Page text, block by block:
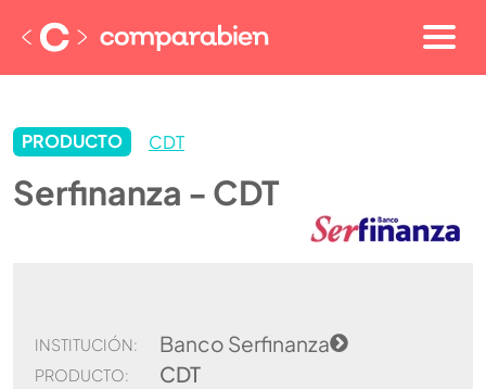
PRODUCTO CDT
Serfinanza - CDT
INSTITUCIÓN: Banco Serfinanza
PRODUCTO: CDT